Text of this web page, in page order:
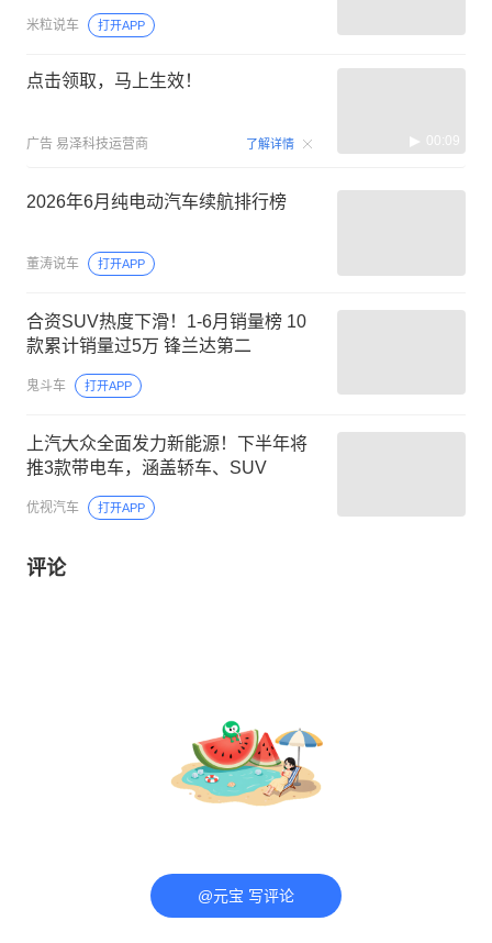
试驾福特锐界L：5米车长+二排头等
汽车大师哥 打开APP
亏5000亿也不造电车了，全球车企被
米粒说车 打开APP
点击领取，马上生效！
广告易泽科技运营商 了解详情
2026年6月纯电动汽车续航排行榜
董涛说车 打开APP
合资SUV热度下滑！1-6月销量榜 10
款累计销量过5万 锋兰达第二
鬼斗车